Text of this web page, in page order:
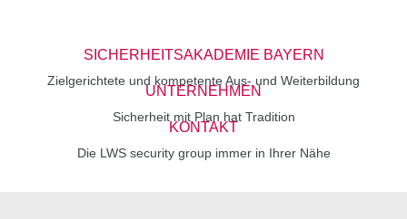
SICHERHEITSAKADEMIE BAYERN
Zielgerichtete und kompetente Aus- und Weiterbildung
UNTERNEHMEN
Sicherheit mit Plan hat Tradition
KONTAKT
Die LWS security group immer in Ihrer Nähe